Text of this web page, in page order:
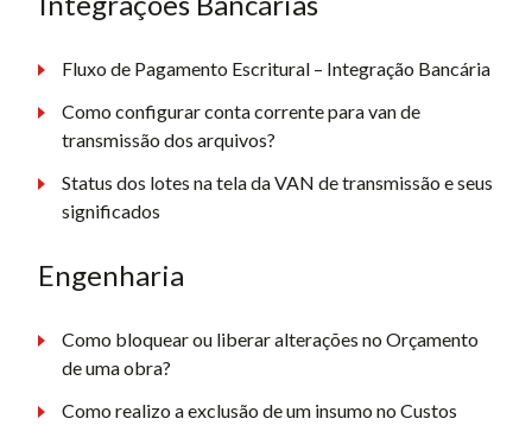
Fluxo de Pagamento Escritural – Integração Bancária
Como configurar conta corrente para van de
transmissão dos arquivos?
Status dos lotes na tela da VAN de transmissão e seus
significados
Engenharia
Como bloquear ou liberar alterações no Orçamento
de uma obra?
Como realizo a exclusão de um insumo no Custos